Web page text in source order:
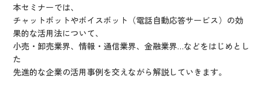
本セミナーでは、
チャットボットやボイスボット（電話自動応答サービス）の効
果的な活用法について、
小売・卸売業界、情報・通信業界、金融業界…などをはじめとし
た
先進的な企業の活用事例を交えながら解説していきます。